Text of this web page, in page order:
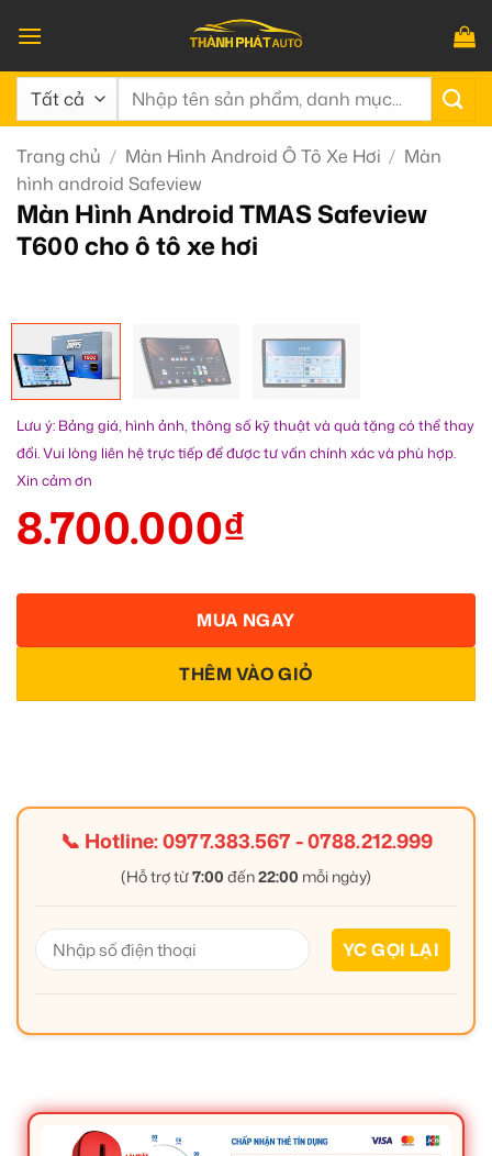
qua
nội
dung
Tìm
Trang chủ / Màn Hình Android Ô Tô Xe Hơi / Màn
hình android Safeview
Màn Hình Android TMAS Safeview
T600 cho ô tô xe hơi
Lưu ý: Bảng giá, hình ảnh, thông số kỹ thuật và quà tặng có thể thay
đổi. Vui lòng liên hệ trực tiếp để được tư vấn chính xác và phù hợp.
Xin cảm ơn
8.700.000₫
THÊM VÀO GIỎ
MUA NGAY
📞 Hotline:0977.383.567-0788.212.999
(Hỗ trợ từ7:00 đến22:00 mỗi ngày)